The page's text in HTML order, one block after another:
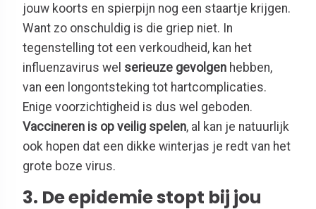
jouw koorts en spierpijn nog een staartje krijgen.
Want zo onschuldig is die griep niet. In
tegenstelling tot een verkoudheid, kan het
influenzavirus wel serieuze gevolgen hebben,
van een longontsteking tot hartcomplicaties.
Enige voorzichtigheid is dus wel geboden.
Vaccineren is op veilig spelen, al kan je natuurlijk
ook hopen dat een dikke winterjas je redt van het
grote boze virus.
3. De epidemie stopt bij jou